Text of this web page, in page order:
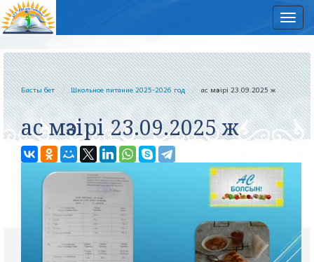
Басты бет Школьное питание 2025-2026 год ас мәзірі 23.09.2025 ж
ас мәзірі 23.09.2025 ж